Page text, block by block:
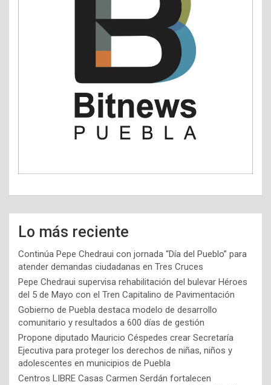
Lo más reciente
Continúa Pepe Chedraui con jornada “Día del Pueblo” para
atender demandas ciudadanas en Tres Cruces
Pepe Chedraui supervisa rehabilitación del bulevar Héroes
del 5 de Mayo con el Tren Capitalino de Pavimentación
Gobierno de Puebla destaca modelo de desarrollo
comunitario y resultados a 600 días de gestión
Propone diputado Mauricio Céspedes crear Secretaría
Ejecutiva para proteger los derechos de niñas, niños y
adolescentes en municipios de Puebla
Centros LIBRE Casas Carmen Serdán fortalecen